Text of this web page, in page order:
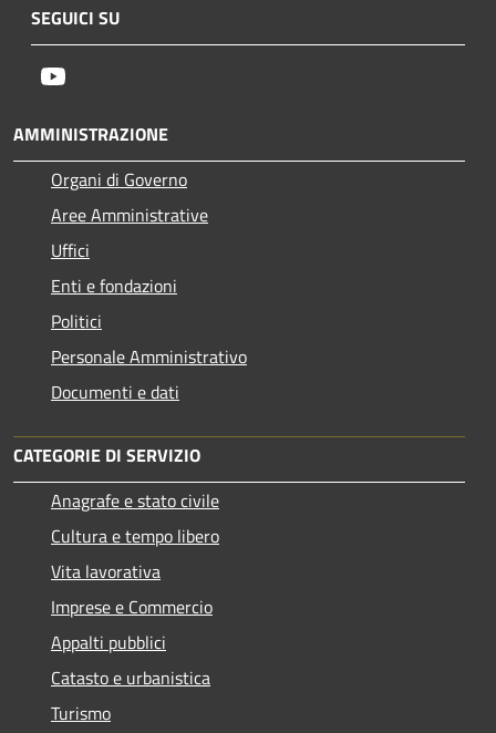
SEGUICI SU
AMMINISTRAZIONE
Organi di Governo
Aree Amministrative
Uffici
Enti e fondazioni
Politici
Personale Amministrativo
Documenti e dati
CATEGORIE DI SERVIZIO
Anagrafe e stato civile
Cultura e tempo libero
Vita lavorativa
Imprese e Commercio
Appalti pubblici
Catasto e urbanistica
Turismo